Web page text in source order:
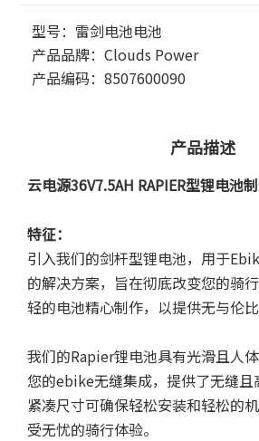
型号： 雷剑电池电池
产品品牌： Clouds Power
产品编码： 8507600090
产品描述
云电源36V7.5AH RAPIER型锂电池
特征：
引入我们的剑杆型锂电池，用于
的解决方案，旨在彻底改变您的骑
轻的电池精心制作，以提供无与伦
我们的Rapier锂电池具有光滑且人
您的ebike无缝集成，提供了无缝且
紧凑尺寸可确保轻松安装和轻松的
受无忧的骑行体验。